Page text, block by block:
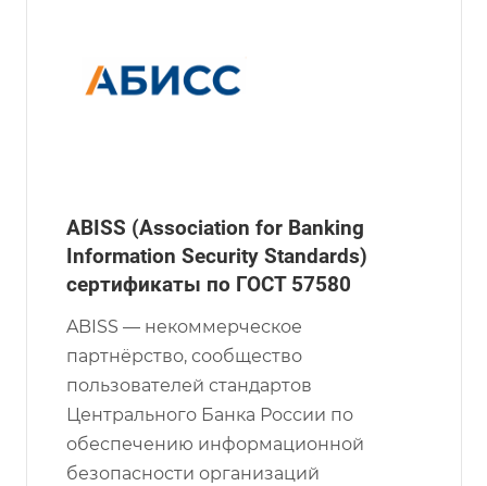
ABISS (Association for Banking
Information Security Standards)
сертификаты по ГОСТ 57580
ABISS — некоммерческое
партнёрство, сообщество
пользователей стандартов
Центрального Банка России по
обеспечению информационной
безопасности организаций